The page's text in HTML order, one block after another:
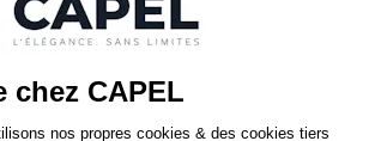
119,00 €